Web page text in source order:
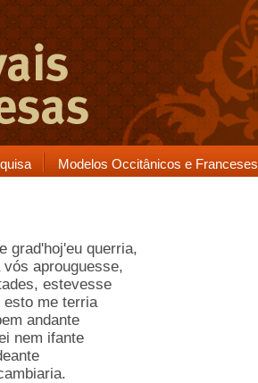
Modelos Occitânicos e Franceses
grad'hoj'eu querria,
aprouguesse,
estevesse
me terria
andante
ifante